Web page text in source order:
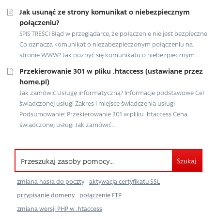
Jak usunąć ze strony komunikat o niebezpiecznym
połączeniu?
SPIS TREŚCI Błąd w przeglądarce, że połączenie nie jest bezpieczne
Co oznacza komunikat o niezabezpieczonym połączeniu na
stronie WWW? Jak pozbyć się komunikatu o niebezpiecznym...
Przekierowanie 301 w pliku .htaccess (ustawiane przez
home.pl)
Jak zamówić Usługę informatyczną? Informacje podstawowe Cel
świadczonej usługi Zakres i miejsce świadczenia usługi
Podsumowanie: Przekierowanie 301 w pliku .htaccess Cena
świadczonej usługi Jak zamówić...
Szukaj
zmiana hasła do poczty
aktywacja certyfikatu SSL
przypisanie domeny
połączenie FTP
zmiana wersji PHP w .htaccess